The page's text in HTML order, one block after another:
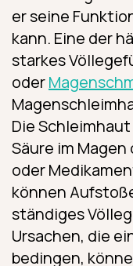
er seine
kann. Eine der
starkes
oder
Die
Säure im
oder
können
ständiges
Ursachen, die
bedingen,